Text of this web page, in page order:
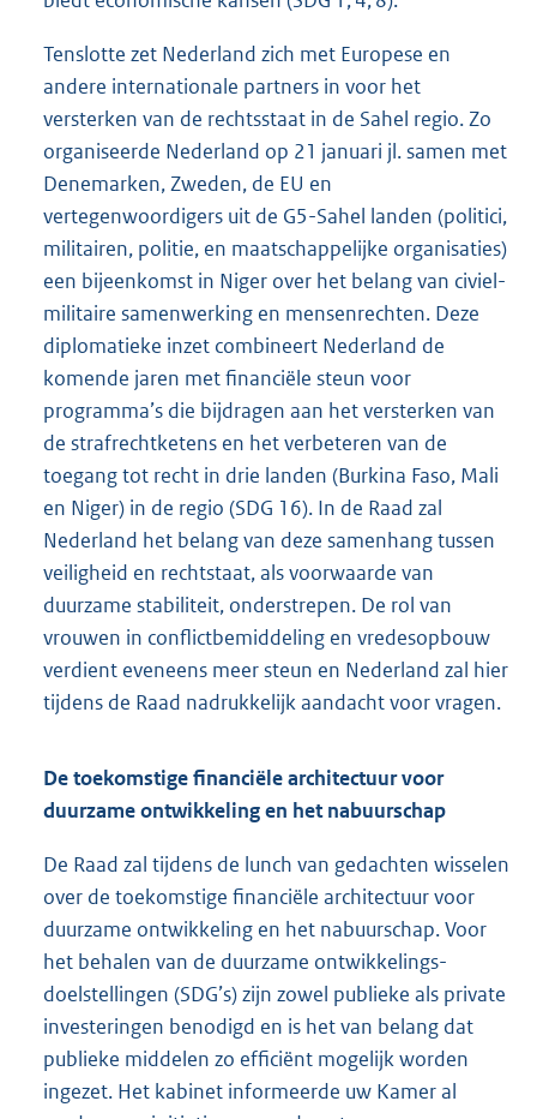
Tenslotte zet Nederland zich met Europese en
andere internationale partners in voor het
versterken van de rechtsstaat in de Sahel regio. Zo
organiseerde Nederland op 21 januari jl. samen met
Denemarken, Zweden, de EU en
vertegenwoordigers uit de G5-Sahel landen (politici,
militairen, politie, en maatschappelijke organisaties)
een bijeenkomst in Niger over het belang van civiel-
militaire samenwerking en mensenrechten. Deze
diplomatieke inzet combineert Nederland de
komende jaren met financiële steun voor
programma’s die bijdragen aan het versterken van
de strafrechtketens en het verbeteren van de
toegang tot recht in drie landen (Burkina Faso, Mali
en Niger) in de regio (SDG 16). In de Raad zal
Nederland het belang van deze samenhang tussen
veiligheid en rechtstaat, als voorwaarde van
duurzame stabiliteit, onderstrepen. De rol van
vrouwen in conflictbemiddeling en vredesopbouw
verdient eveneens meer steun en Nederland zal hier
tijdens de Raad nadrukkelijk aandacht voor vragen.
De toekomstige financiële architectuur voor
duurzame ontwikkeling en het nabuurschap
De Raad zal tijdens de lunch van gedachten wisselen
over de toekomstige financiële architectuur voor
duurzame ontwikkeling en het nabuurschap. Voor
het behalen van de duurzame ontwikkelings-
doelstellingen (SDG’s) zijn zowel publieke als private
investeringen benodigd en is het van belang dat
publieke middelen zo efficiënt mogelijk worden
ingezet. Het kabinet informeerde uw Kamer al